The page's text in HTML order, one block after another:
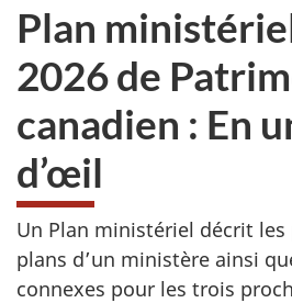
Plan
2026 de
canadien : En
d’œil
Un Plan ministériel décrit
plans d’un ministère ainsi
connexes pour les trois